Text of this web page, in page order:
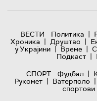
ВЕСТИ Политика |
Хроника | Друштво |
у Украјини | Време |
Подкаст |
СПОРТ
Фудбал |
Рукомет | Ватерполо |
спортови